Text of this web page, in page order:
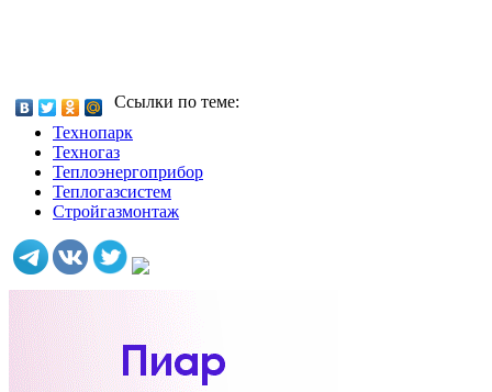
Ссылки по теме:
Технопарк
Техногаз
Теплоэнергоприбор
Теплогазсистем
Стройгазмонтаж